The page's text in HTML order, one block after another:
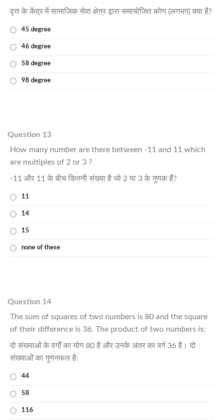
वृत्त के केंद्र में सामाजिक सेवा क्षेत्र द्वारा समायोजित कोण (लगभग) क्या है?
45 degree
46 degree
58 degree
98 degree
Question 13
How many number are there between -11 and 11 which
are multiples of 2 or 3 ?
-11 और 11 के बीच कितनी संख्या है जो 2 या 3 के गुणक हैं?
11
14
15
none of these
Question 14
The sum of squares of two numbers is 80 and the square
of their difference is 36. The product of two numbers is:
दो संख्याओं के वर्गों का योग 80 है और उनके अंतर का वर्ग 36 है। दो
संख्याओं का गुणनफल है:
44
58
116